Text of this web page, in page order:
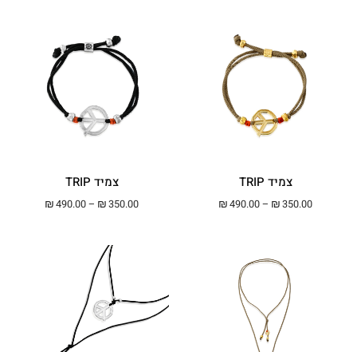
צמיד TRIP
₪350.00
–
₪490.00 טווח מחירים: ⁦₪350.00⁩ עד ⁦₪490.00⁩
צמיד TRIP
₪350.00
–
₪490.00 טווח מחירים: ⁦₪350.00⁩ עד